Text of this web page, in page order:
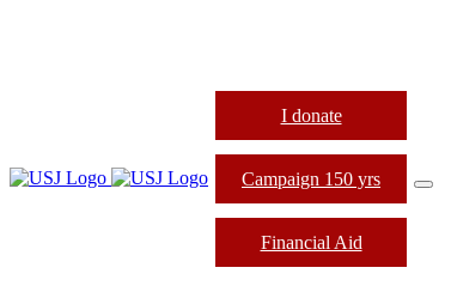
I donate
Campaign 150 yrs
Financial Aid